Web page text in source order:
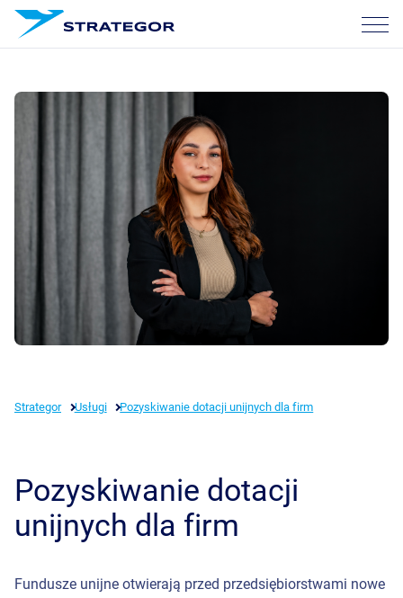
Nasze sukcesy
Kariera
Blog
Skontaktuj się
Strategor Usługi Pozyskiwanie dotacji unijnych dla firm
Pozyskiwanie dotacji
unijnych dla firm
Fundusze unijne otwierają przed przedsiębiorstwami nowe